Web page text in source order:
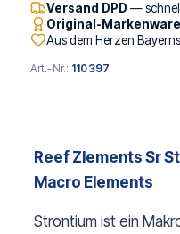
Versand DPD —
Original-Markenware
Aus dem Herzen
Art.-Nr.: 110397
Reef Zlements Sr
Macro Elements
Strontium ist ein